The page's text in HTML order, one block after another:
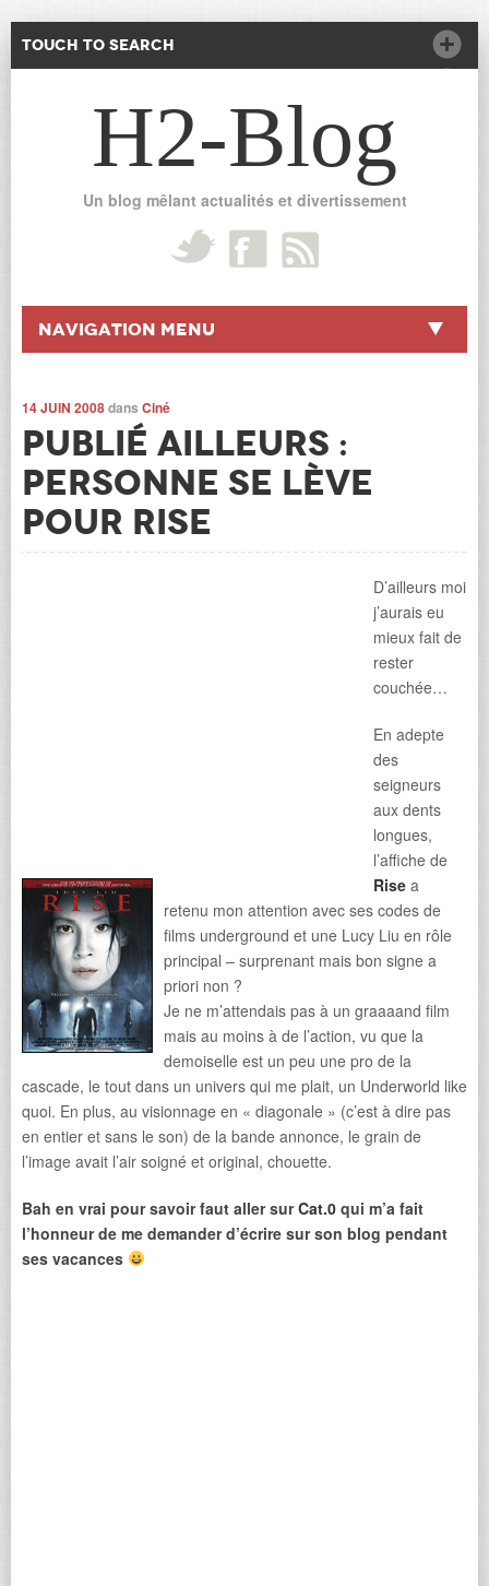
Touch to Search
H2-Blog
Un blog mêlant actualités et divertissement
Navigation Menu
14 JUIN 2008dans Ciné
Publié ailleurs :
Personne se lève
pour Rise
D’ailleurs moi
j’aurais eu
mieux fait de
rester
couchée…
En adepte
des
seigneurs
aux dents
longues,
l’affiche de
Rise a
retenu mon attention avec ses codes de
films underground et une Lucy Liu en rôle
principal – surprenant mais bon signe a
priori non ?
Je ne m’attendais pas à un graaaand film
mais au moins à de l’action, vu que la
demoiselle est un peu une pro de la
cascade, le tout dans un univers qui me plait, un Underworld like
quoi. En plus, au visionnage en « diagonale » (c’est à dire pas
en entier et sans le son) de la bande annonce, le grain de
l’image avait l’air soigné et original, chouette.
Bah en vrai pour savoir faut aller surCat.0 qui m’a fait
l’honneur de me demander d’écrire sur son blog pendant
ses vacances